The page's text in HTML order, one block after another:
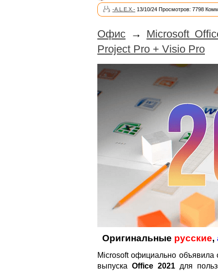
-A.L.E.X.- 13/10/24 Просмотров: 7798
Офис → Microsoft
Project Pro + Visio Pro
Оригинальные русские,
Microsoft официально объявила
выпускаOffice 2021 для